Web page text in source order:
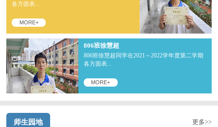
各方面表...
MORE+
806班徐慧超
806班徐慧超同学在2021～2022学年度第二学期
各方面表...
MORE+
师生园地 更多>>